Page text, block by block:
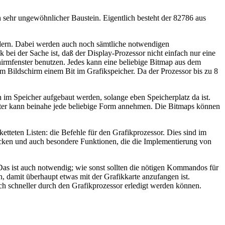
ungewöhnlicher Baustein. Eigentlich besteht der 82786 aus
Dabei werden auch noch sämtliche notwendigen
der Sache ist, daß der Display-Prozessor nicht einfach nur eine
benutzen. Jedes kann eine beliebige Bitmap aus dem
Bildschirm einem Bit im Grafikspeicher. Da der Prozessor bis zu 8
Speicher aufgebaut werden, solange eben Speicherplatz da ist.
kann beinahe jede beliebige Form annehmen. Die Bitmaps können
Listen: die Befehle für den Grafikprozessor. Dies sind im
und auch besondere Funktionen, die die Implementierung von
ist auch notwendig; wie sonst sollten die nötigen Kommandos für
überhaupt etwas mit der Grafikkarte anzufangen ist.
schneller durch den Grafikprozessor erledigt werden können.